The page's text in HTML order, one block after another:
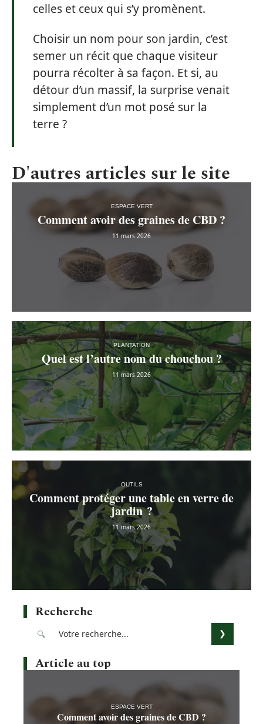
celles et ceux qui s’y promènent.
Choisir un nom pour son jardin, c’est
semer un récit que chaque visiteur
pourra récolter à sa façon. Et si, au
détour d’un massif, la surprise venait
simplement d’un mot posé sur la
terre ?
D'autres articles sur le site
ESPACE VERT
Comment avoir des graines de CBD ?
11 mars 2026
PLANTATION
Quel est l’autre nom du chouchou ?
11 mars 2026
OUTILS
Comment protéger une table en verre de
jardin ?
11 mars 2026
Recherche
Article au top
ESPACE VERT
Comment avoir des graines de CBD ?